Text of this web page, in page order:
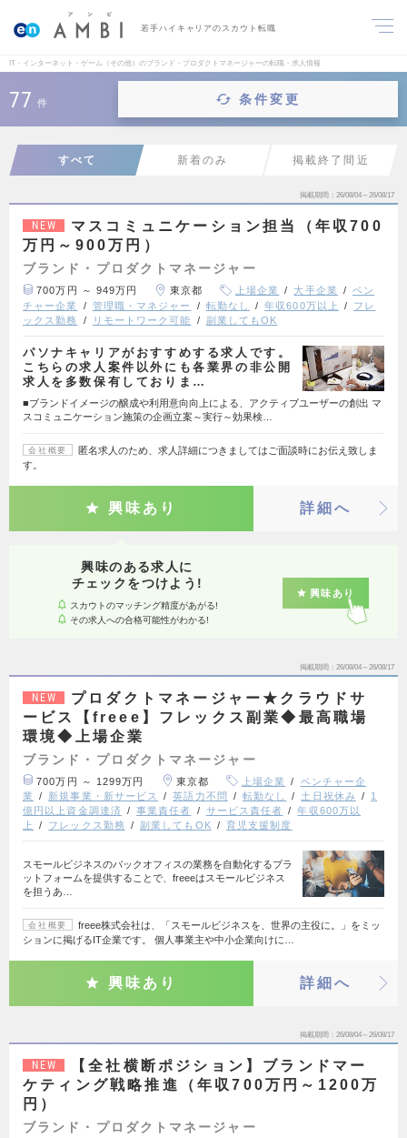
若手ハイキャリアのスカウト転職
IT・インターネット・ゲーム（その他）のブランド・プロダクトマネージャーの転職・求人情報
77 件 条件変更
すべて 新着のみ 掲載終了間近
掲載期間 26/08/04～26/08/17
NEW
マスコミュニケーション担当（年収700
万円～900万円）
ブランド・プロダクトマネージャー
700万円 ～ 949万円 東京都 上場企業 大手企業
ベン
チャー企業
管理職・マネジャー 転勤なし 年収600万以上
フレ
ックス勤務
リモートワーク可能 副業してもOK
パソナキャリアがおすすめする求人です。
こちらの求人案件以外にも各業界の非公開
求人を多数保有しておりま…
■ブランドイメージの醸成や利用意向向上による、アクティブユーザーの創出 マ
スコミュニケーション施策の企画立案～実行～効果検…
会社概要
匿名求人のため、求人詳細につきましてはご面談時にお伝え致しま
す。
興味あり 詳細へ
興味のある求人に
チェックをつけよう!
スカウトのマッチング精度があがる!
その求人への合格可能性がわかる!
興味あり
掲載期間 26/08/04～26/08/17
NEW
プロダクトマネージャー★クラウドサ
ービス【freee】フレックス副業◆最高職場
環境◆上場企業
ブランド・プロダクトマネージャー
700万円 ～ 1299万円 東京都 上場企業
ベンチャー企
業
新規事業・新サービス 英語力不問 転勤なし 土日祝休み
1
億円以上資金調達済
事業責任者 サービス責任者
年収600万以
上
フレックス勤務 副業してもOK 育児支援制度
スモールビジネスのバックオフィスの業務を自動化するプラ
ットフォームを提供することで、freeeはスモールビジネス
を担うあ…
会社概要
freee株式会社は、「スモールビジネスを、世界の主役に。」をミッ
ションに掲げるIT企業です。 個人事業主や中小企業向けに…
興味あり 詳細へ
掲載期間 26/08/04～26/08/17
NEW
【全社横断ポジション】ブランドマー
ケティング戦略推進（年収700万円～1200万
円）
ブランド・プロダクトマネージャー